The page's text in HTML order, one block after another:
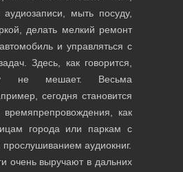
мыть посуду,
делать мелкий ремонт
и управляться с
Здесь, как говорится,
не мешает. Весьма
сегодня становится
как
города или паркам с
аудиокниг.
очень выручают в дальних